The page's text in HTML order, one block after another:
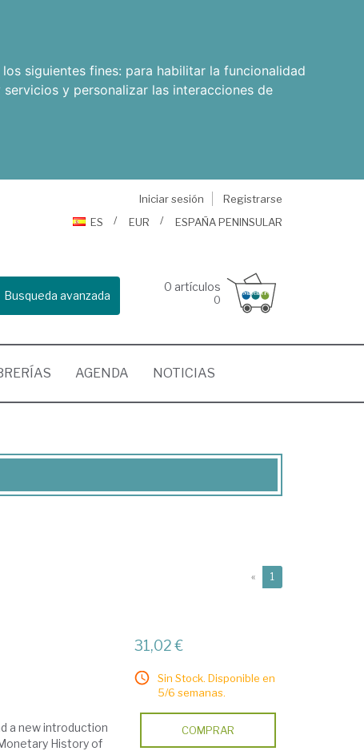
siguientes fines: para habilitar la funcionalidad
y personalizar las interacciones de
Iniciar sesión
Registrarse
ES
EUR ESPAÑA PENINSULAR
Busqueda avanzada
0 artículos
0
AGENDA NOTICIAS
« 1
a new introduction
History of
31,02 €
Sin Stock. Disponible en
5/6 semanas.
COMPRAR